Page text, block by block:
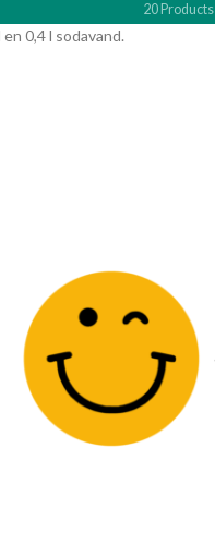
20 Products
0,4 l sodavand.